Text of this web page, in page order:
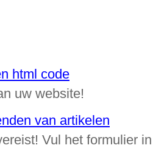
html code
uw website!
van artikelen
Vul het formulier